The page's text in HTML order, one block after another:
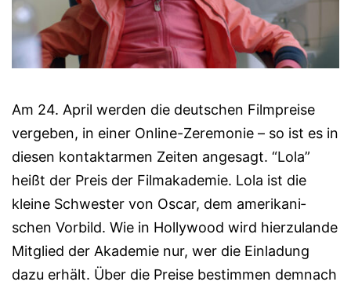
Am 24. April werden die deutschen Filmpreise
vergeben, in einer Online-Zere­mo­nie – so ist es in
diesen kontaktarmen Zeiten angesagt. “Lola”
heißt der Preis der Filma­ka­demie. Lola ist die
kleine Schwester von Oscar, dem amerikani­
schen Vor­bild. Wie in Hol­ly­wood wird hierzulande
Mitglied der Akade­mie nur, wer die Ein­la­dung
dazu erhält. Über die Preise be­stim­men demnach